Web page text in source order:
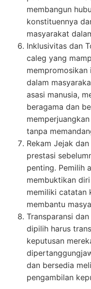
membangun
konstituennya
masyarakat
Inklusivitas dan
caleg yang
dalam
asasi manusia,
beragama dan
tanpa
Rekam Jejak
prestasi
penting. Pemilih
membuktikan
memiliki catatan
membantu
Transparansi
dipilih harus
keputusan
dan bersedia
pengambilan